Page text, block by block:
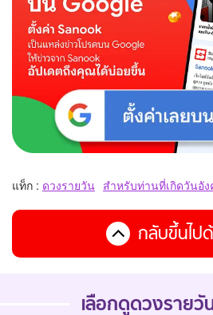
แท็ก : ดวงรายวัน สำหรับท่านที่เกิดวันอัง
กลับขึ้นไป
เลือกดูดวงรายวั